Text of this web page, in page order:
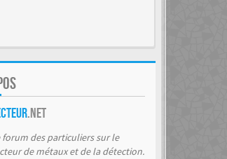
.net
forum des particuliers sur le
de métaux et de la détection.